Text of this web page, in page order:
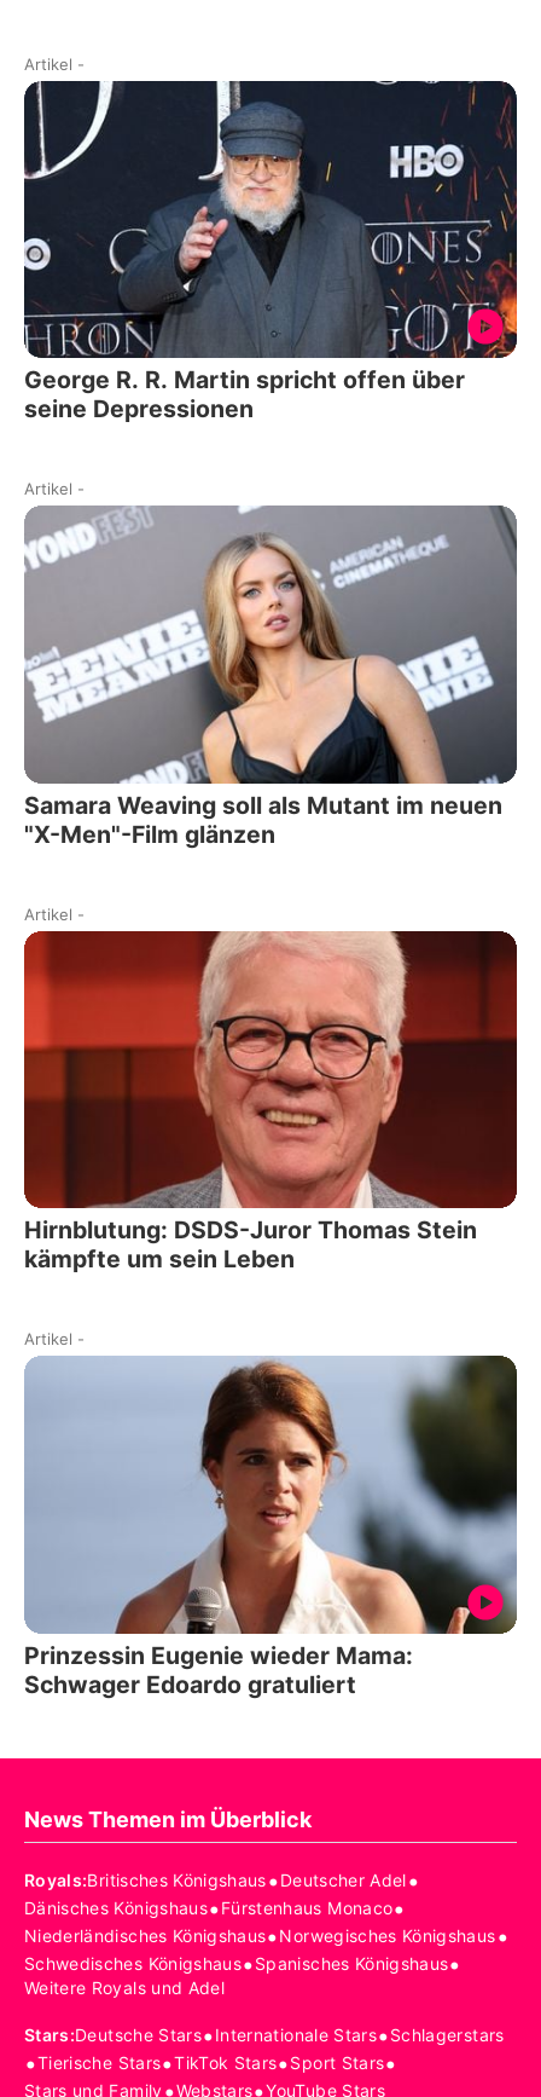
Artikel -
George R. R. Martin spricht offen über
seine Depressionen
Artikel -
Samara Weaving soll als Mutant im neuen
"X-Men"-Film glänzen
Artikel -
Hirnblutung: DSDS-Juror Thomas Stein
kämpfte um sein Leben
Artikel -
Prinzessin Eugenie wieder Mama:
Schwager Edoardo gratuliert
News Themen im Überblick
Royals:Britisches Königshaus•Deutscher Adel•
Dänisches Königshaus•Fürstenhaus Monaco•
Niederländisches Königshaus•Norwegisches Königshaus•
Schwedisches Königshaus•Spanisches Königshaus•
Weitere Royals und Adel
Stars:Deutsche Stars•Internationale Stars•Schlagerstars
•Tierische Stars•TikTok Stars•Sport Stars•
Stars und Family Webstars YouTube Stars